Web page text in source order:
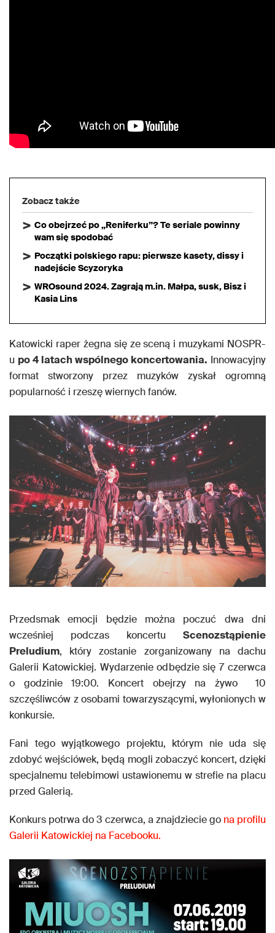
Zobacz także
Co obejrzeć po „Reniferku”? Te seriale powinny
wam się spodobać
Początki polskiego rapu: pierwsze kasety, dissy i
nadejście Scyzoryka
WROsound 2024. Zagrają m.in. Małpa, susk, Bisz i
Kasia Lins
Katowicki raper żegna się ze sceną i muzykami NOSPR-
u po 4 latach wspólnego koncertowania. Innowacyjny
format stworzony przez muzyków zyskał ogromną
popularność i rzeszę wiernych fanów.
Przedsmak emocji będzie można poczuć dwa dni
wcześniej podczas koncertu Scenozstąpienie
Preludium, który zostanie zorganizowany na dachu
Galerii Katowickiej. Wydarzenie odbędzie się 7 czerwca
o godzinie 19:00. Koncert obejrzy na żywo 10
szczęśliwców z osobami towarzyszącymi, wyłonionych w
konkursie.
Fani tego wyjątkowego projektu, którym nie uda się
zdobyć wejściówek, będą mogli zobaczyć koncert, dzięki
specjalnemu telebimowi ustawionemu w strefie na placu
przed Galerią.
Konkurs potrwa do 3 czerwca, a znajdziecie go na profilu
Galerii Katowickiej na Facebooku.